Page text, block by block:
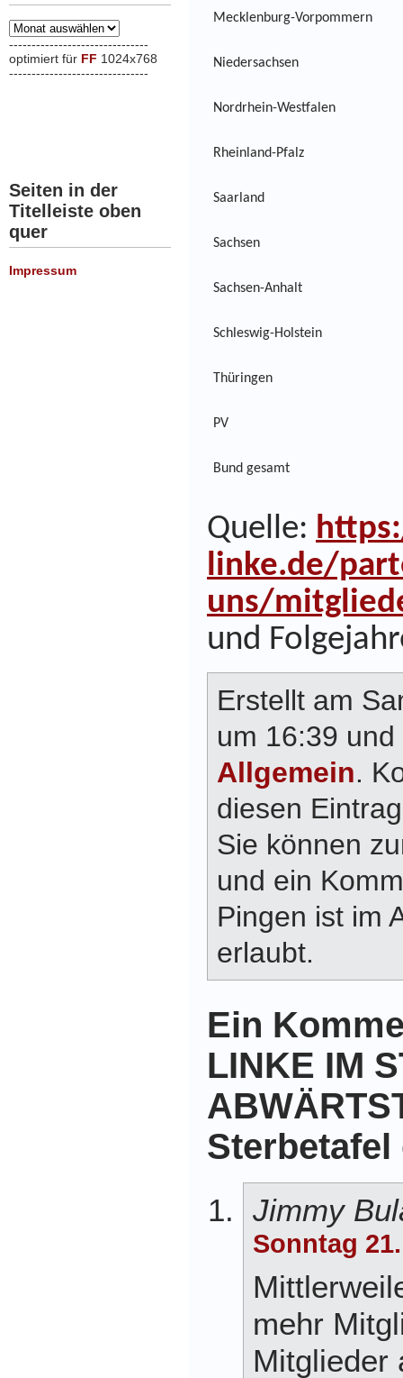
Archivauswahlbox
-------------------------------
optimiert für FF 1024x768
-------------------------------
Seiten in der
Titelleiste oben
quer
Impressum
Mecklenburg-Vorpommern
Niedersachsen
Nordrhein-Westfalen
Rheinland-Pfalz
Saarland
Sachsen
Sachsen-Anhalt
Schleswig-Holstein
Thüringen
PV
Bund gesamt
Quelle:
linke.de/
uns/
und
Erstellt am
um 16:39
Allgemein.
diesen
Sie können
und ein
Pingen ist im
erlaubt.
Ein
LINKE IM
Sterbetafel
Jimmy
Sonntag
mehr
Mitglieder